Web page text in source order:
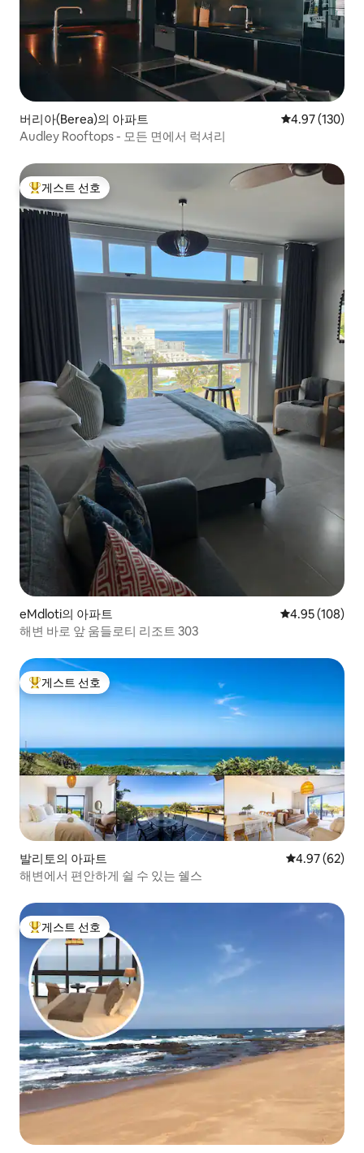
버리아(Berea)의 아파트 평점 4.97점(5
4.97 (130)
Audley Rooftops - 모든 면에서 럭셔리
상위 게스트 선호
게스트 선호
eMdloti의 아파트 평점 4.95점(5
4.95 (108)
해변 바로 앞 움들로티 리조트 303
상위 게스트 선호
게스트 선호
발리토의 아파트 평점 4.97점(5
4.97 (62)
해변에서 편안하게 쉴 수 있는 쉘스
상위 게스트 선호
게스트 선호